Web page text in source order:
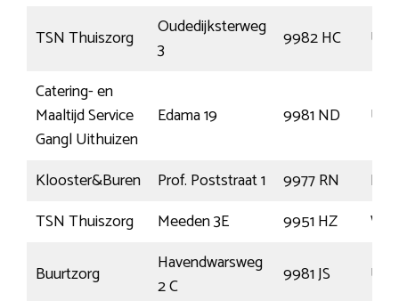
TSN Thuiszorg
Oudedijksterweg
3
9982 HC
Catering- en
Maaltijd Service
Gangl Uithuizen
Edama 19 9981 ND
Klooster&Buren Prof. Poststraat 1 9977 RN
TSN Thuiszorg
Meeden 3E 9951 HZ
Buurtzorg
Havendwarsweg
2 C
9981 JS